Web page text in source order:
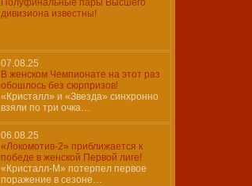
Полуфинальные пары Высшего
дивизиона известны!
07.08.25
В женском Чемпионате на этот раз
обошлось без сюрпризов!
«Кристалл» и «Звезда» синхронно
взяли по три очка…
06.08.25
«Локомотив-2» приближается к
победе в женской Первой лиге!
«Кристалл-М» потерпел первое
поражение в сезоне…